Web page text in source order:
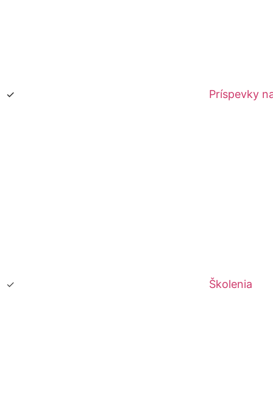
Príspevky
Školenia